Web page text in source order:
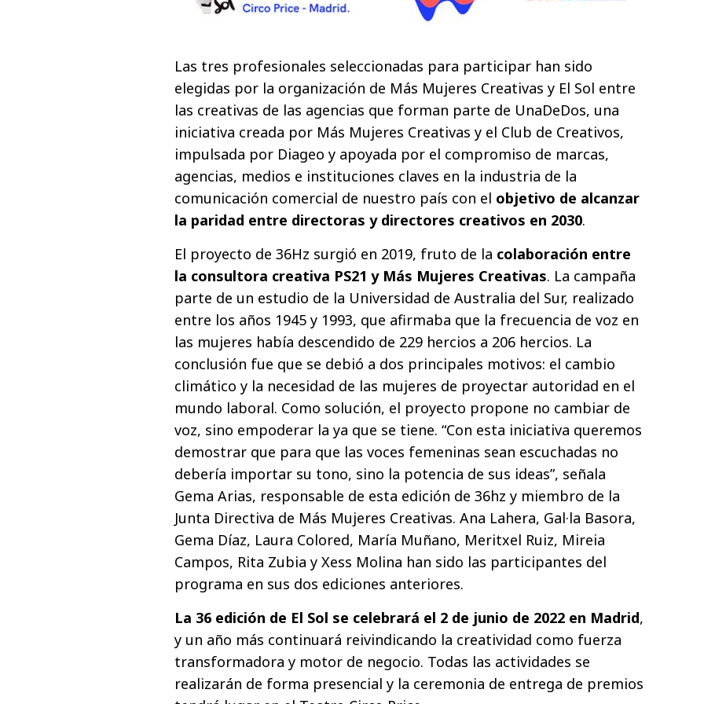
Las tres profesionales seleccionadas para participar han sido
elegidas por la organización de Más Mujeres Creativas y El Sol entre
las creativas de las agencias que forman parte de UnaDeDos, una
iniciativa creada por Más Mujeres Creativas y el Club de Creativos,
impulsada por Diageo y apoyada por el compromiso de marcas,
agencias, medios e instituciones claves en la industria de la
comunicación comercial de nuestro país con el objetivo de alcanzar
la paridad entre directoras y directores creativos en 2030.
El proyecto de 36Hz surgió en 2019, fruto de la colaboración entre
la consultora creativa PS21 y Más Mujeres Creativas. La campaña
parte de un estudio de la Universidad de Australia del Sur, realizado
entre los años 1945 y 1993, que afirmaba que la frecuencia de voz en
las mujeres había descendido de 229 hercios a 206 hercios. La
conclusión fue que se debió a dos principales motivos: el cambio
climático y la necesidad de las mujeres de proyectar autoridad en el
mundo laboral. Como solución, el proyecto propone no cambiar de
voz, sino empoderar la ya que se tiene. “Con esta iniciativa queremos
demostrar que para que las voces femeninas sean escuchadas no
debería importar su tono, sino la potencia de sus ideas”, señala
Gema Arias, responsable de esta edición de 36hz y miembro de la
Junta Directiva de Más Mujeres Creativas. Ana Lahera, Gal·la Basora,
Gema Díaz, Laura Colored, María Muñano, Meritxel Ruiz, Mireia
Campos, Rita Zubia y Xess Molina han sido las participantes del
programa en sus dos ediciones anteriores.
La 36 edición de El Sol se celebrará el 2 de junio de 2022 en Madrid,
y un año más continuará reivindicando la creatividad como fuerza
transformadora y motor de negocio. Todas las actividades se
realizarán de forma presencial y la ceremonia de entrega de premios